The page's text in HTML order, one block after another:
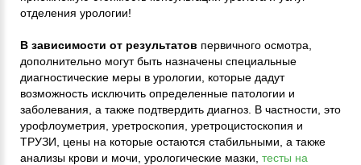
отделения урологии!
В зависимости от результатов первичного осмотра,
дополнительно могут быть назначены специальные
диагностические меры в урологии, которые дадут
возможность исключить определенные патологии и
заболевания, а также подтвердить диагноз. В частности, это
урофлоуметрия, уретроскопия, уретроцистоскопия и
ТРУЗИ, цены на которые остаются стабильными, а также
анализы крови и мочи, урологические мазки, тесты на